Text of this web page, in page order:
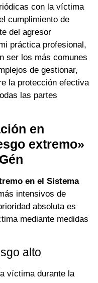
con la víctima
cumplimiento de
del agresor
práctica profesional,
ser los más comunes
de gestionar,
la protección efectiva
las partes
en
extremo»
en el Sistema
intensivos de
absoluta es
mediante medidas
alto
víctima durante la